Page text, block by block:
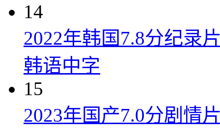
14
2022年韩国7.8分纪录
韩语中字
15
2023年国产7.0分剧情